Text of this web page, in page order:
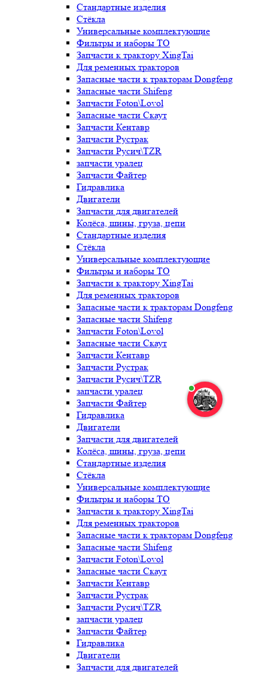
Стандартные изделия
Стёкла
Универсальные комплектующие
Фильтры и наборы ТО
Запчасти к трактору XingTai
Для ременных тракторов
Запасные части к тракторам Dongfeng
Запасные части Shifeng
Запчасти Foton\Lovol
Запасные части Скаут
Запчасти Кентавр
Запчасти Рустрак
Запчасти Русич\TZR
запчасти уралец
Запчасти Файтер
Гидравлика
Двигатели
Запчасти для двигателей
Колёса, шины, груза, цепи
Стандартные изделия
Стёкла
Универсальные комплектующие
Фильтры и наборы ТО
Запчасти к трактору XingTai
Для ременных тракторов
Запасные части к тракторам Dongfeng
Запасные части Shifeng
Запчасти Foton\Lovol
Запасные части Скаут
Запчасти Кентавр
Запчасти Рустрак
Запчасти Русич\TZR
запчасти уралец
Запчасти Файтер
Гидравлика
Двигатели
Запчасти для двигателей
Колёса, шины, груза, цепи
Стандартные изделия
Стёкла
Универсальные комплектующие
Фильтры и наборы ТО
Запчасти к трактору XingTai
Для ременных тракторов
Запасные части к тракторам Dongfeng
Запасные части Shifeng
Запчасти Foton\Lovol
Запасные части Скаут
Запчасти Кентавр
Запчасти Рустрак
Запчасти Русич\TZR
запчасти уралец
Запчасти Файтер
Гидравлика
Двигатели
Запчасти для двигателей